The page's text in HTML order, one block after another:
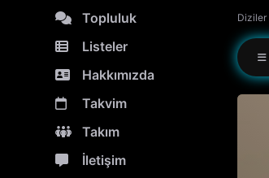
Topluluk
Listeler
Hakkımızda
Takvim
Takım
İletişim
Diziler